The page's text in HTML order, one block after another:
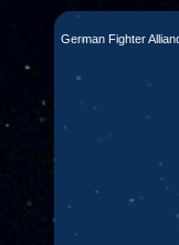
German Fighter